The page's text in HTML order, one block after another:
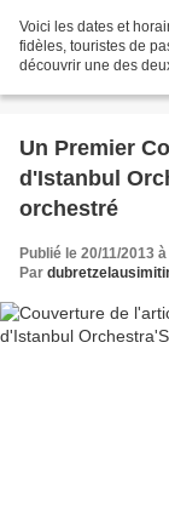
Voici les dates et
fidèles, touristes de
découvrir une des
Un Premier
d'Istanbul
orchestré
Publié le 20/11/2013
Par